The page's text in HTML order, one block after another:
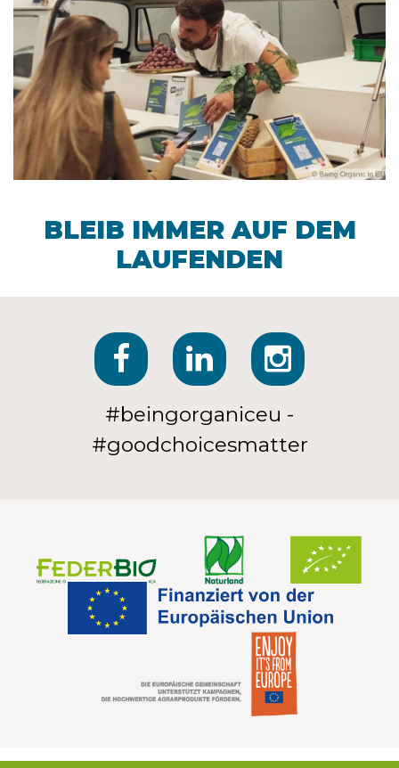
BLEIB IMMER AUF DEM
LAUFENDEN
#beingorganiceu -
#goodchoicesmatter